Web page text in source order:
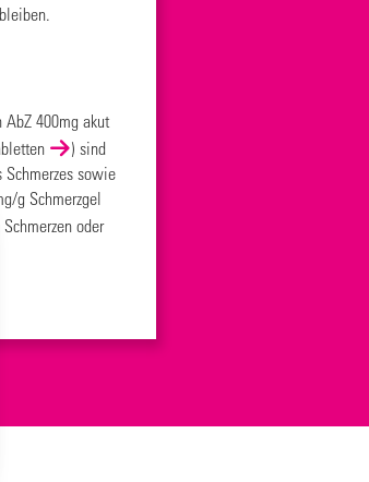
AbZ 400mg akut
) sind
sowie
g Schmerzgel
oder